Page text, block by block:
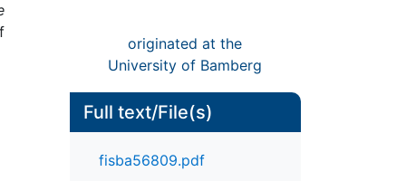
originated at the
University of Bamberg
Full text/File(s)
fisba56809.pdf